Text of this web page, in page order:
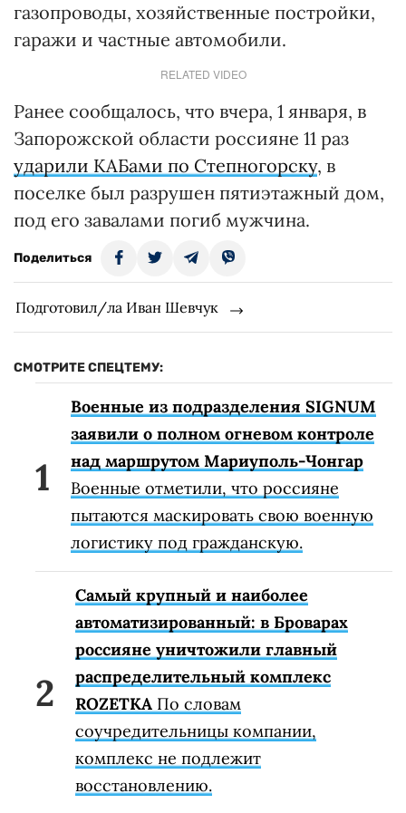
газопроводы, хозяйственные постройки,
гаражи и частные автомобили.
RELATED VIDEO
Ранее сообщалось, что вчера, 1 января, в
Запорожской области россияне 11 раз
ударили КАБами по Степногорску, в
поселке был разрушен пятиэтажный дом,
под его завалами погиб мужчина.
Поделиться
Подготовил/ла Иван Шевчук
СМОТРИТЕ СПЕЦТЕМУ:
Военные из подразделения SIGNUM
заявили о полном огневом контроле
над маршрутом Мариуполь-Чонгар
Военные отметили, что россияне
пытаются маскировать свою военную
логистику под гражданскую.
Самый крупный и наиболее
автоматизированный: в Броварах
россияне уничтожили главный
распределительный комплекс
ROZETKA По словам
соучредительницы компании,
комплекс не подлежит
восстановлению.